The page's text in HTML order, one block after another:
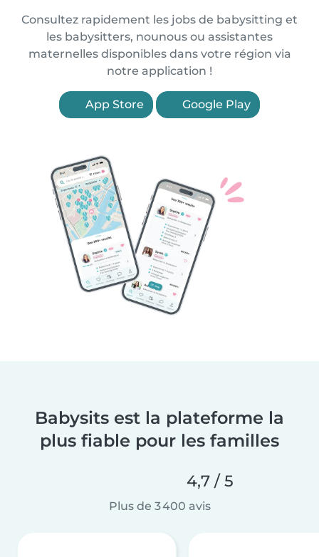
Consultez rapidement les jobs de babysitting et
les babysitters, nounous ou assistantes
maternelles disponibles dans votre région via
notre application !
App Store Google Play
Babysits est la plateforme la
plus fiable pour les familles
4,7 / 5
Plus de 3 400 avis